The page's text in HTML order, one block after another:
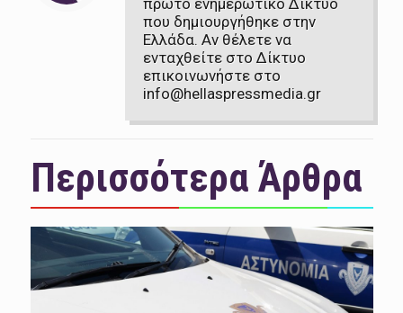
πρώτο ενημερωτικό Δίκτυο
που δημιουργήθηκε στην
Ελλάδα. Αν θέλετε να
ενταχθείτε στο Δίκτυο
επικοινωνήστε στο
info@hellaspressmedia.gr
Περισσότερα Άρθρα